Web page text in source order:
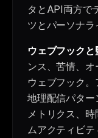
タとAPI両方で
ツとパーソナラ
ウェブフックと
ンス、苦情、
ウェブフック
地理配信パター
メトリクス、
ムアクティビテ